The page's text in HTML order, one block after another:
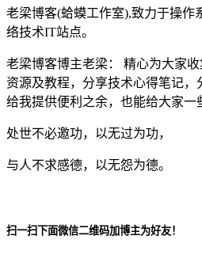
老梁博客(蛤蟆工作室),致力于操作
络技术IT站点。
老梁博客博主老梁： 精心为大家
资源及教程，分享技术心得笔记
给我提供便利之余，也能给大家一
处世不必邀功，以无过为功，
与人不求感德，以无怨为德。
扫一扫下面微信二维码加博主为好友！